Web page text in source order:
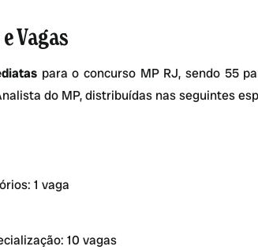
Vagas
para o concurso MP RJ, sendo 55
do MP, distribuídas nas seguintes
1 vaga
10 vagas